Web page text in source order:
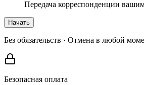
Передача корреспонденции
Начать
Без обязательств · Отмена в любой
Безопасная оплата